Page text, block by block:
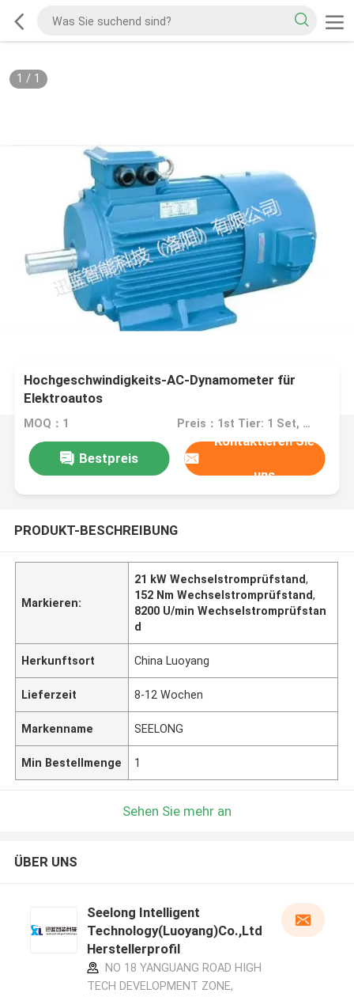
1 / 1
Hochgeschwindigkeits-AC-Dynamometer für
Elektroautos
MOQ：1 Preis：1st Tier: 1 Set, Unit Price USD 3.00 2nd Tier: 2-5 Sets, Unit Price USD 2.00 3rd Tier: Over 5 Sets, Unit Price USD 1.00
Bestpreis
Kontaktieren Sie
uns
PRODUKT-BESCHREIBUNG
Markieren:
21 kW Wechselstromprüfstand,
152 Nm Wechselstromprüfstand,
8200 U/min Wechselstromprüfstan
d
Herkunftsort China Luoyang
Lieferzeit 8-12 Wochen
Markenname SEELONG
Min Bestellmenge 1
Sehen Sie mehr an
ÜBER UNS
Seelong Intelligent
Technology(Luoyang)Co.,Ltd
Herstellerprofil
NO 18 YANGUANG ROAD HIGH
TECH DEVELOPMENT ZONE,